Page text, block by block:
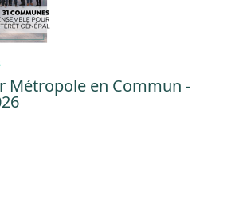
Métropole en Commun -